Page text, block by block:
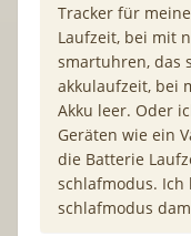
Tracker für
Laufzeit, bei mit
smartuhren, das
akkulaufzeit, bei
Akku leer. Oder
Geräten wie ein
die Batterie
schlafmodus.
schlafmodus